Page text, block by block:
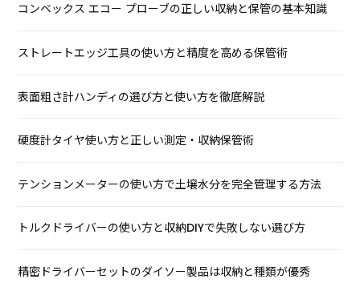
コンベックス エコー プローブの正しい収納と保管の基本知識
ストレートエッジ工具の使い方と精度を高める保管術
表面粗さ計ハンディの選び方と使い方を徹底解説
硬度計タイヤ使い方と正しい測定・収納保管術
テンションメーターの使い方で土壌水分を完全管理する方法
トルクドライバーの使い方と収納DIYで失敗しない選び方
精密ドライバーセットのダイソー製品は収納と種類が優秀